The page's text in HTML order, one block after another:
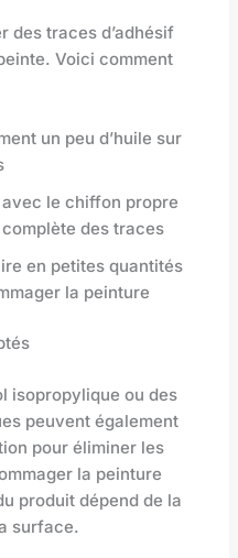
des traces d’adhésif
Voici comment
un peu d’huile sur
le chiffon propre
des traces
en petites quantités
la peinture
isopropylique ou des
peuvent également
pour éliminer les
la peinture
produit dépend de la
surface.